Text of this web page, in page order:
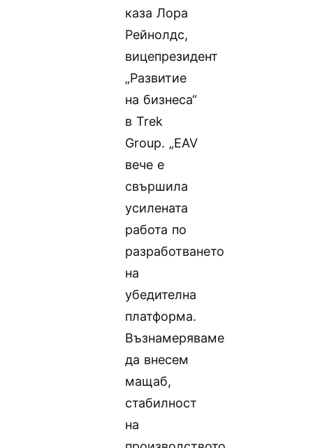
каза Лора
Рейнолдс,
вицепрезидент
„Развитие
на бизнеса“
в Trek
Group. „EAV
вече е
свършила
усилената
работа по
разработването
на
убедителна
платформа.
Възнамеряваме
да внесем
мащаб,
стабилност
на